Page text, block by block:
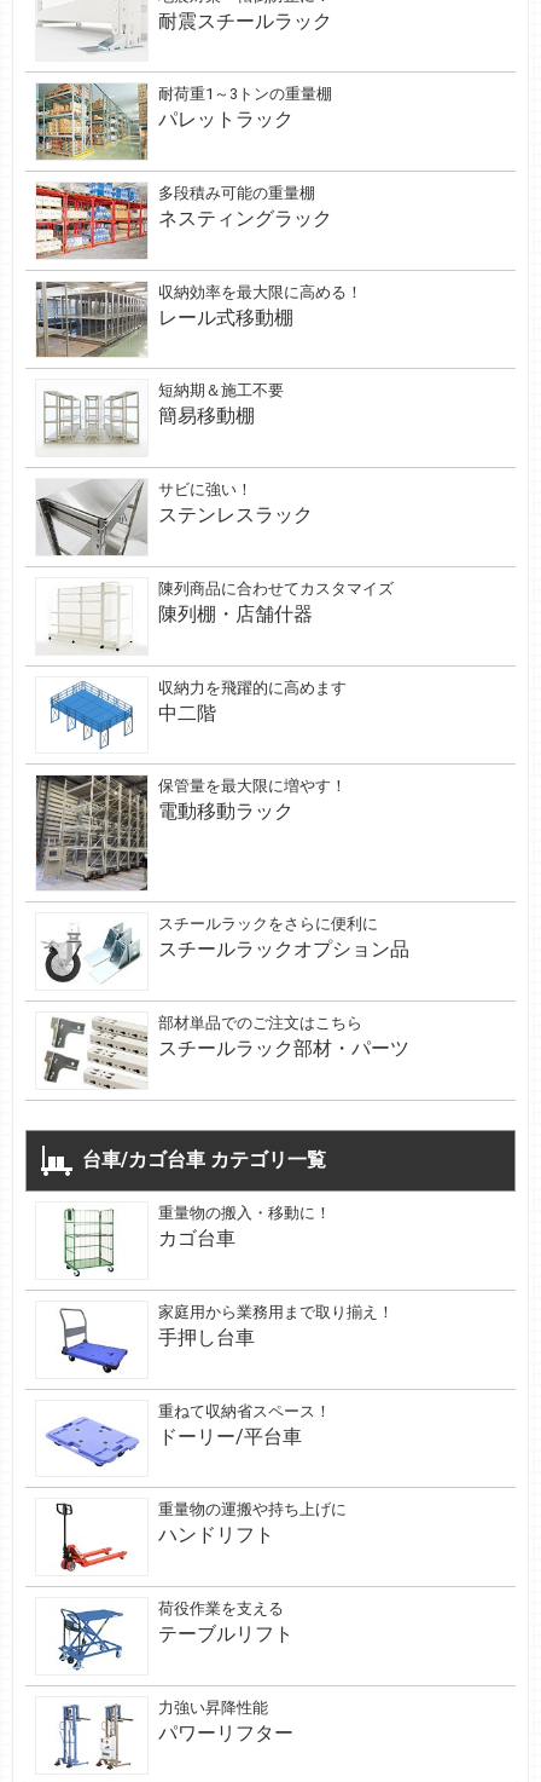
耐震スチールラック
耐荷重1～3トンの重量棚
パレットラック
多段積み可能の重量棚
ネスティングラック
収納効率を最大限に高める！
レール式移動棚
短納期＆施工不要
簡易移動棚
サビに強い！
ステンレスラック
陳列商品に合わせてカスタマイズ
陳列棚・店舗什器
収納力を飛躍的に高めます
中二階
保管量を最大限に増やす！
電動移動ラック
スチールラックをさらに便利に
スチールラックオプション品
部材単品でのご注文はこちら
スチールラック部材・パーツ
台車/カゴ台車 カテゴリ一覧
重量物の搬入・移動に！
カゴ台車
家庭用から業務用まで取り揃え！
手押し台車
重ねて収納省スペース！
ドーリー/平台車
重量物の運搬や持ち上げに
ハンドリフト
荷役作業を支える
テーブルリフト
力強い昇降性能
パワーリフター